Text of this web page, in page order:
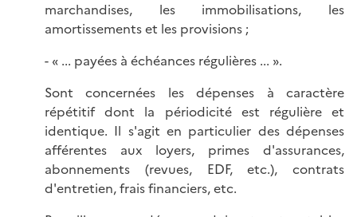
marchandises, les immobilisations, les
amortissements et les provisions ;
- « ... payées à échéances régulières ... ».
Sont concernées les dépenses à caractère
répétitif dont la périodicité est régulière et
identique. Il s'agit en particulier des dépenses
afférentes aux loyers, primes d'assurances,
abonnements (revues, EDF, etc.), contrats
d'entretien, frais financiers, etc.